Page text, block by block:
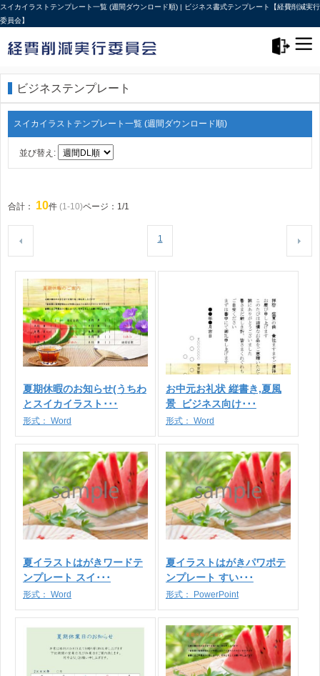
スイカイラストテンプレート一覧 (週間ダウンロード順) | ビジネス書式テンプレート【経費削減実行
委員会】
ビジネステンプレート
スイカイラストテンプレート一覧 (週間ダウンロード順)
並び替え:
合計： 10件 (1-10)ページ：1/1
1
夏期休暇のお知らせ(うちわ
とスイカイラスト･･･
形式： Word
お中元お礼状 縦書き,夏風
景_ビジネス向け･･･
形式： Word
夏イラストはがきワードテ
ンプレート スイ･･･
形式： Word
夏イラストはがきパワポテ
ンプレート すい･･･
形式： PowerPoint